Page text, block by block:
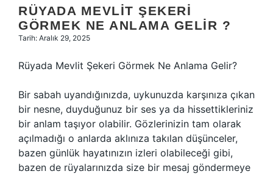
Hakkımızda
RÜYADA MEVLIT ŞEKERI
GÖRMEK NE ANLAMA GELIR ?
Tarih: Aralık 29, 2025
Rüyada Mevlit Şekeri Görmek Ne Anlama Gelir?
Bir sabah uyandığınızda, uykunuzda karşınıza çıkan
bir nesne, duyduğunuz bir ses ya da hissettikleriniz
bir anlam taşıyor olabilir. Gözlerinizin tam olarak
açılmadığı o anlarda aklınıza takılan düşünceler,
bazen günlük hayatınızın izleri olabileceği gibi,
bazen de rüyalarınızda size bir mesaj göndermeye